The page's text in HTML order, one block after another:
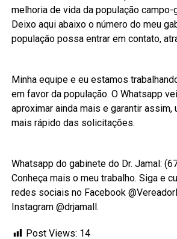
melhoria de vida da população campo-
Deixo aqui abaixo o número do meu
população possa entrar em contato,
Minha equipe e eu estamos
em favor da população. O Whatsapp
aproximar ainda mais e garantir assim,
mais rápido das solicitações.
Whatsapp do gabinete do Dr. Jamal:
Conheça mais o meu trabalho. Siga e
redes sociais no Facebook
Instagram @drjamall.
Post Views: 14